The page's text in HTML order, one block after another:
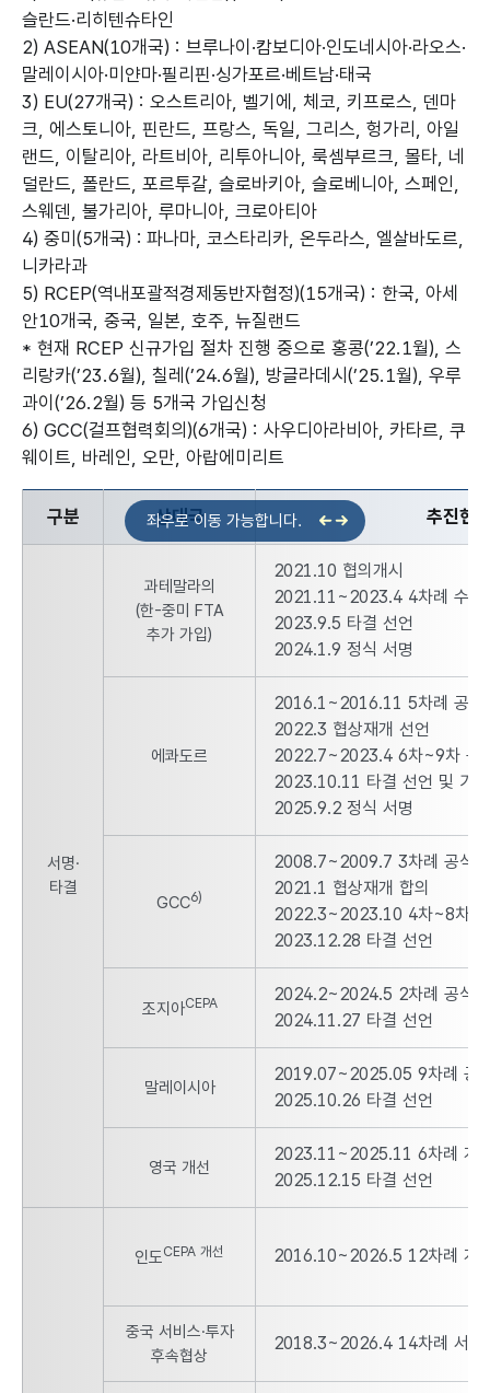
슬란드·리히텐슈타인
2) ASEAN(10개국) : 브루나이·캄보디아·인도네시아·라오스·
말레이시아·미얀마·필리핀·싱가포르·베트남·태국
3) EU(27개국) : 오스트리아, 벨기에, 체코, 키프로스, 덴마
크, 에스토니아, 핀란드, 프랑스, 독일, 그리스, 헝가리, 아일
랜드, 이탈리아, 라트비아, 리투아니아, 룩셈부르크, 몰타, 네
덜란드, 폴란드, 포르투갈, 슬로바키아, 슬로베니아, 스페인,
스웨덴, 불가리아, 루마니아, 크로아티아
4) 중미(5개국) : 파나마, 코스타리카, 온두라스, 엘살바도르,
니카라과
5) RCEP(역내포괄적경제동반자협정)(15개국) : 한국, 아세
안10개국, 중국, 일본, 호주, 뉴질랜드
* 현재 RCEP 신규가입 절차 진행 중으로 홍콩(’22.1월), 스
리랑카(’23.6월), 칠레(’24.6월), 방글라데시(’25.1월), 우루
과이(’26.2월) 등 5개국 가입신청
6) GCC(걸프협력회의)(6개국) : 사우디아라비아, 카타르, 쿠
웨이트, 바레인, 오만, 아랍에미리트
FTA 추진 현황 안내 - 구분, 상대국, 추진현황, 의의
구분 상대국 추진현
서명·
타결
과테말라의
(한-중미 FTA
추가 가입)
2021.10 협의개시
2021.11~2023.4 4차례 수석
2023.9.5 타결 선언
2024.1.9 정식 서명
에콰도르
2016.1~2016.11 5차례 공식
2022.3 협상재개 선언
2022.7~2023.4 6차~9차 공
2023.10.11 타결 선언 및 가
2025.9.2 정식 서명
GCC6)
2008.7~2009.7 3차례 공식
2021.1 협상재개 합의
2022.3~2023.10 4차~8차 공
2023.12.28 타결 선언
조지아CEPA
2024.2~2024.5 2차례 공식
2024.11.27 타결 선언
말레이시아
2019.07~2025.05 9차례 공
2025.10.26 타결 선언
영국 개선
2023.11~2025.11 6차례 개
2025.12.15 타결 선언
인도CEPA 개선 2016.10~2026.5 12차례 개
중국 서비스·투자
후속협상
2018.3~2026.4 14차례 서비